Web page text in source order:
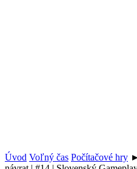
Úvod Voľný čas Počítačové hry